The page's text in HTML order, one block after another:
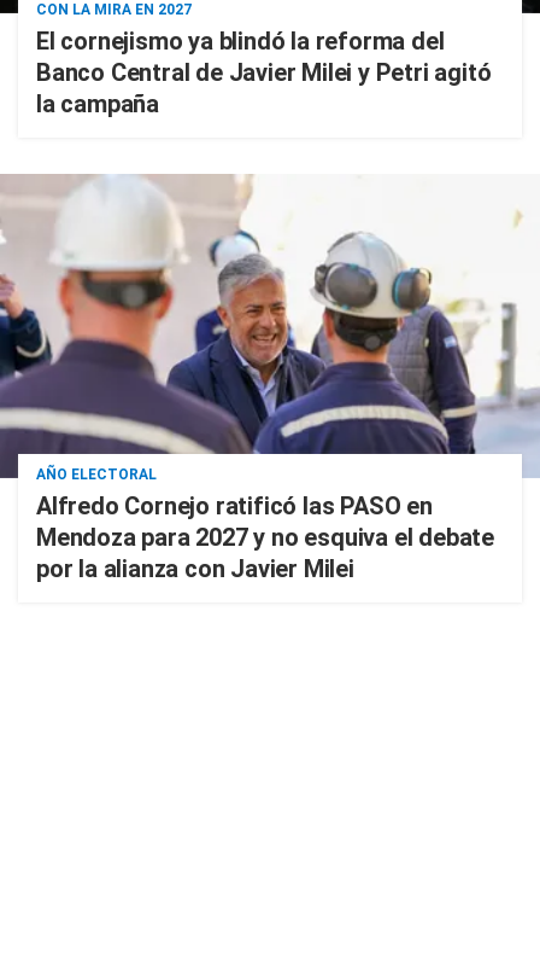
CON LA MIRA EN 2027
El cornejismo ya blindó la reforma del
Banco Central de Javier Milei y Petri agitó
la campaña
AÑO ELECTORAL
Alfredo Cornejo ratificó las PASO en
Mendoza para 2027 y no esquiva el debate
por la alianza con Javier Milei